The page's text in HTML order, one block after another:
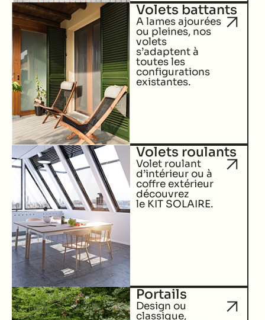
Volets battants
A lames ajourées
ou pleines, nos
volets
s’adaptent à
toutes les
configurations
existantes.
Volets roulants
Volet roulant
d’intérieur ou à
coffre extérieur
découvrez
le KIT SOLAIRE.
Portails
Design ou
classique,